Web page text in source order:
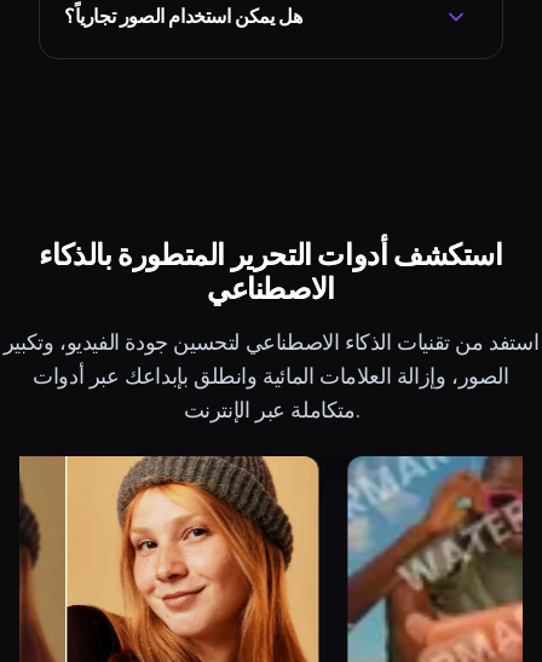
هل يمكن استخدام الصور تجارياً؟
استكشف أدوات التحرير المتطورة بالذكاء
الاصطناعي
استفد من تقنيات الذكاء الاصطناعي لتحسين جودة الفيديو، وتكبير
الصور، وإزالة العلامات المائية وانطلق بإبداعك عبر أدوات
متكاملة عبر الإنترنت.